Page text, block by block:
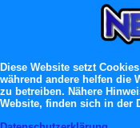
Im Forum sind zur Zeit 5827
Es erwarten dich:
13.119 registrierte
71.046 Themen
Diese Website setzt
während andere helfen die
zu betreiben. Nähere
Website, finden sich in der